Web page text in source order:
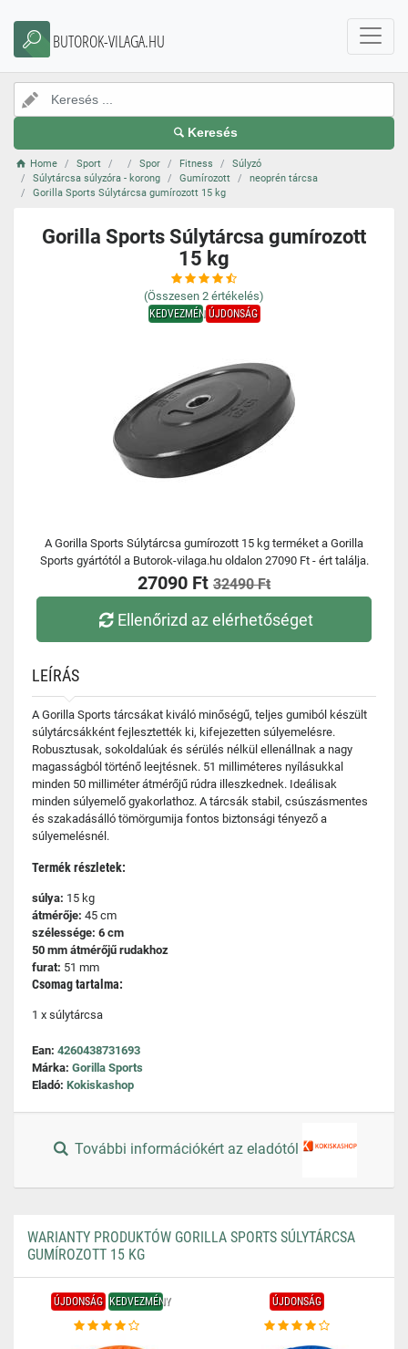
BUTOROK-VILAGA.HU
Keresés
Home Sport Spor Fitness
Súlyzó
Súlytárcsa súlyzóra - korong
Gumírozott
neoprén tárcsa
Gorilla Sports Súlytárcsa gumírozott 15 kg
Gorilla Sports Súlytárcsa gumírozott
15 kg
(Összesen 2 értékelés)
KEDVEZMÉNYÚJDONSÁG
A Gorilla Sports Súlytárcsa gumírozott 15 kg terméket a Gorilla
Sports gyártótól a Butorok-vilaga.hu oldalon 27090 Ft - ért találja.
27090 Ft 32490 Ft
Ellenőrizd az elérhetőséget
LEÍRÁS
A Gorilla Sports tárcsákat kiváló minőségű, teljes gumiból készült
súlytárcsákként fejlesztették ki, kifejezetten súlyemelésre.
Robusztusak, sokoldalúak és sérülés nélkül ellenállnak a nagy
magasságból történő leejtésnek. 51 milliméteres nyílásukkal
minden 50 milliméter átmérőjű rúdra illeszkednek. Ideálisak
minden súlyemelő gyakorlathoz. A tárcsák stabil, csúszásmentes
és szakadásálló tömörgumija fontos biztonsági tényező a
súlyemelésnél.
Termék részletek:
súlya: 15 kg
átmérője: 45 cm
szélessége: 6 cm
50 mm átmérőjű rudakhoz
furat: 51 mm
Csomag tartalma:
1 x súlytárcsa
Ean: 4260438731693
Márka: Gorilla Sports
Eladó: Kokiskashop
További információkért az eladótól
WARIANTY PRODUKTÓW GORILLA SPORTS SÚLYTÁRCSA
GUMÍROZOTT 15 KG
ÚJDONSÁG KEDVEZMÉNY ÚJDONSÁG